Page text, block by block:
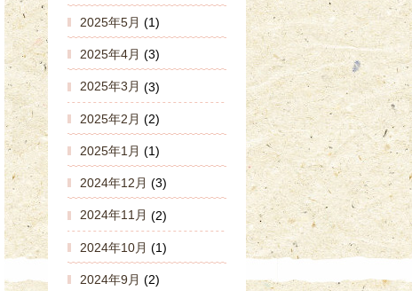
2025年5月 (1)
2025年4月 (3)
2025年3月 (3)
2025年2月 (2)
2025年1月 (1)
2024年12月 (3)
2024年11月 (2)
2024年10月 (1)
2024年9月 (2)